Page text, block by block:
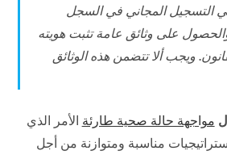
المجاني في السجل
والحصول على وثائق عامة تثبت هويته
ويجب ألا تتضمن هذه الوثائق
مواجهة حالة صحية طارئة الأمر الذي
مناسبة ومتوازنة من أجل